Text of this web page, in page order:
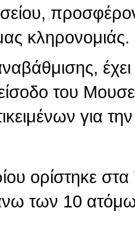
κληρονομιάς.
του
για
ορίστηκε
των 10